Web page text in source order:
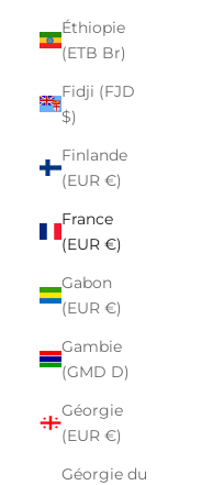
Éthiopie
(ETB Br)
Fidji (FJD
$)
Finlande
(EUR €)
France
(EUR €)
Gabon
(EUR €)
Gambie
(GMD D)
Géorgie
(EUR €)
Géorgie du